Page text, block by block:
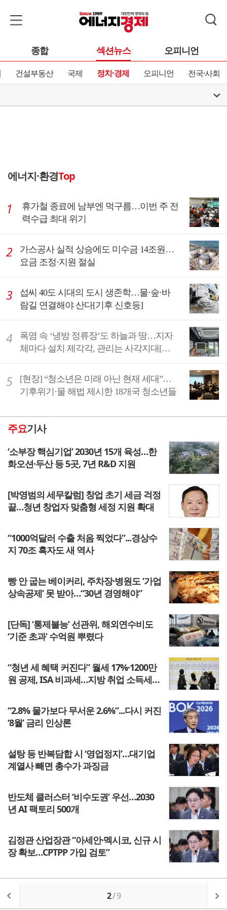
종합 섹션뉴스 오피니언
건설부동산 국제 정치·경제 오피니언 전국·사회
에너지·환경Top
휴가철 종료에 남부엔 먹구름…이번 주 전
력수급 최대 위기
가스공사 실적 상승에도 미수금 14조원…
요금 조정·지원 절실
섭씨 40도 시대의 도시 생존학…물·숲·바
람길 연결해야 산다[기후 신호등]
폭염 속 ‘냉방 정류장’도 하늘과 땅…지자
체마다 설치 제각각, 관리는 사각지대[현
[현장] “청소년은 미래 아닌 현재 세대”…
기후위기·물 해법 제시한 18개국 청소년들
주요기사
‘소부장 핵심기업’ 2030년 15개 육성…한
화오션·두산 등 5곳, 7년 R&D 지원
[박영범의 세무칼럼] 창업 초기 세금 걱정
끝…청년 창업자 맞춤형 세정 지원 확대
“1000억달러 수출 처음 찍었다”...경상수
지 70조 흑자도 새 역사
빵 안 굽는 베이커리, 주차장·병원도 ‘가업
상속공제’ 못 받아…“30년 경영해야”
[단독] ‘통제불능’ 선관위, 해외연수비도
‘기준 초과’ 수억원 뿌렸다
“청년 세 혜택 커진다” 월세 17%·1200만
원 공제, ISA 비과세…지방 취업 소득세
“2.8% 물가보다 무서운 2.6%”...다시 커진
‘8월’ 금리 인상론
설탕 등 반복담합 시 ‘영업정지’…대기업
계열사 빼면 총수가 과징금
반도체 클러스터 ‘비수도권’ 우선…2030
년 AI 팩토리 500개
김정관 산업장관 “아세안·멕시코, 신규 시
장 확보…CPTPP 가입 검토”
2/9